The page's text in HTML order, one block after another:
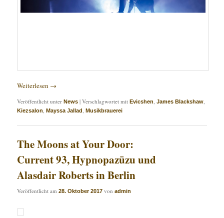
Weiterlesen →
Veröffentlicht unter News |Verschlagwortet mit Evicshen,James Blackshaw,
Kiezsalon,Mayssa Jallad,Musikbrauerei
The Moons at Your Door:
Current 93, Hypnopazūzu und
Alasdair Roberts in Berlin
Veröffentlicht am28. Oktober 2017 vonadmin